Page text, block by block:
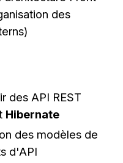
des
des API REST
Hibernate
des modèles de
d'API